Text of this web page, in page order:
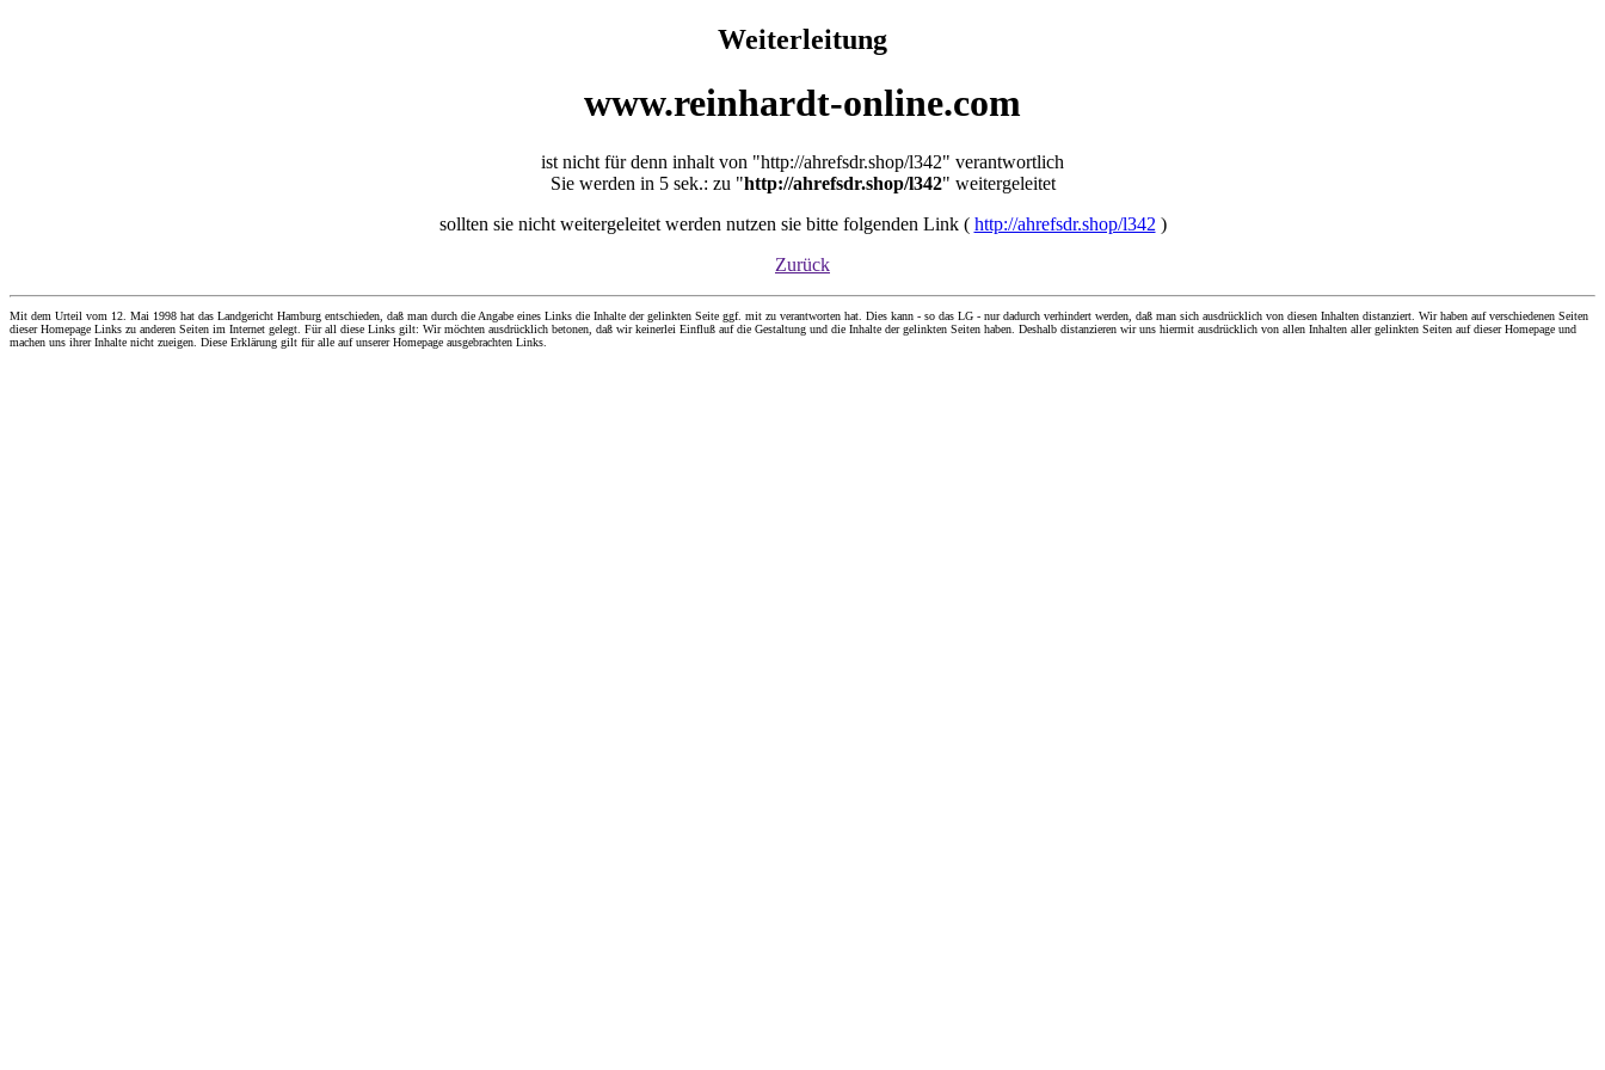
Weiterleitung
www.reinhardt-online.com
ist nicht für denn inhalt von "http://ahrefsdr.shop/l342" verantwortlich
Sie werden in 5 sek.: zu "http://ahrefsdr.shop/l342" weitergeleitet
sollten sie nicht weitergeleitet werden nutzen sie bitte folgenden Link ( http://ahrefsdr.shop/l342 )
Zurück
Mit dem Urteil vom 12. Mai 1998 hat das Landgericht Hamburg entschieden, daß man durch die Angabe eines Links die Inhalte der gelinkten Seite ggf. mit zu verantworten hat. Dies kann - so das LG - nur dadurch verhindert werden, daß man sich ausdrücklich von diesen Inhalten distanziert. Wir haben auf verschiedenen Seiten
dieser Homepage Links zu anderen Seiten im Internet gelegt. Für all diese Links gilt: Wir möchten ausdrücklich betonen, daß wir keinerlei Einfluß auf die Gestaltung und die Inhalte der gelinkten Seiten haben. Deshalb distanzieren wir uns hiermit ausdrücklich von allen Inhalten aller gelinkten Seiten auf dieser Homepage und
machen uns ihrer Inhalte nicht zueigen. Diese Erklärung gilt für alle auf unserer Homepage ausgebrachten Links.